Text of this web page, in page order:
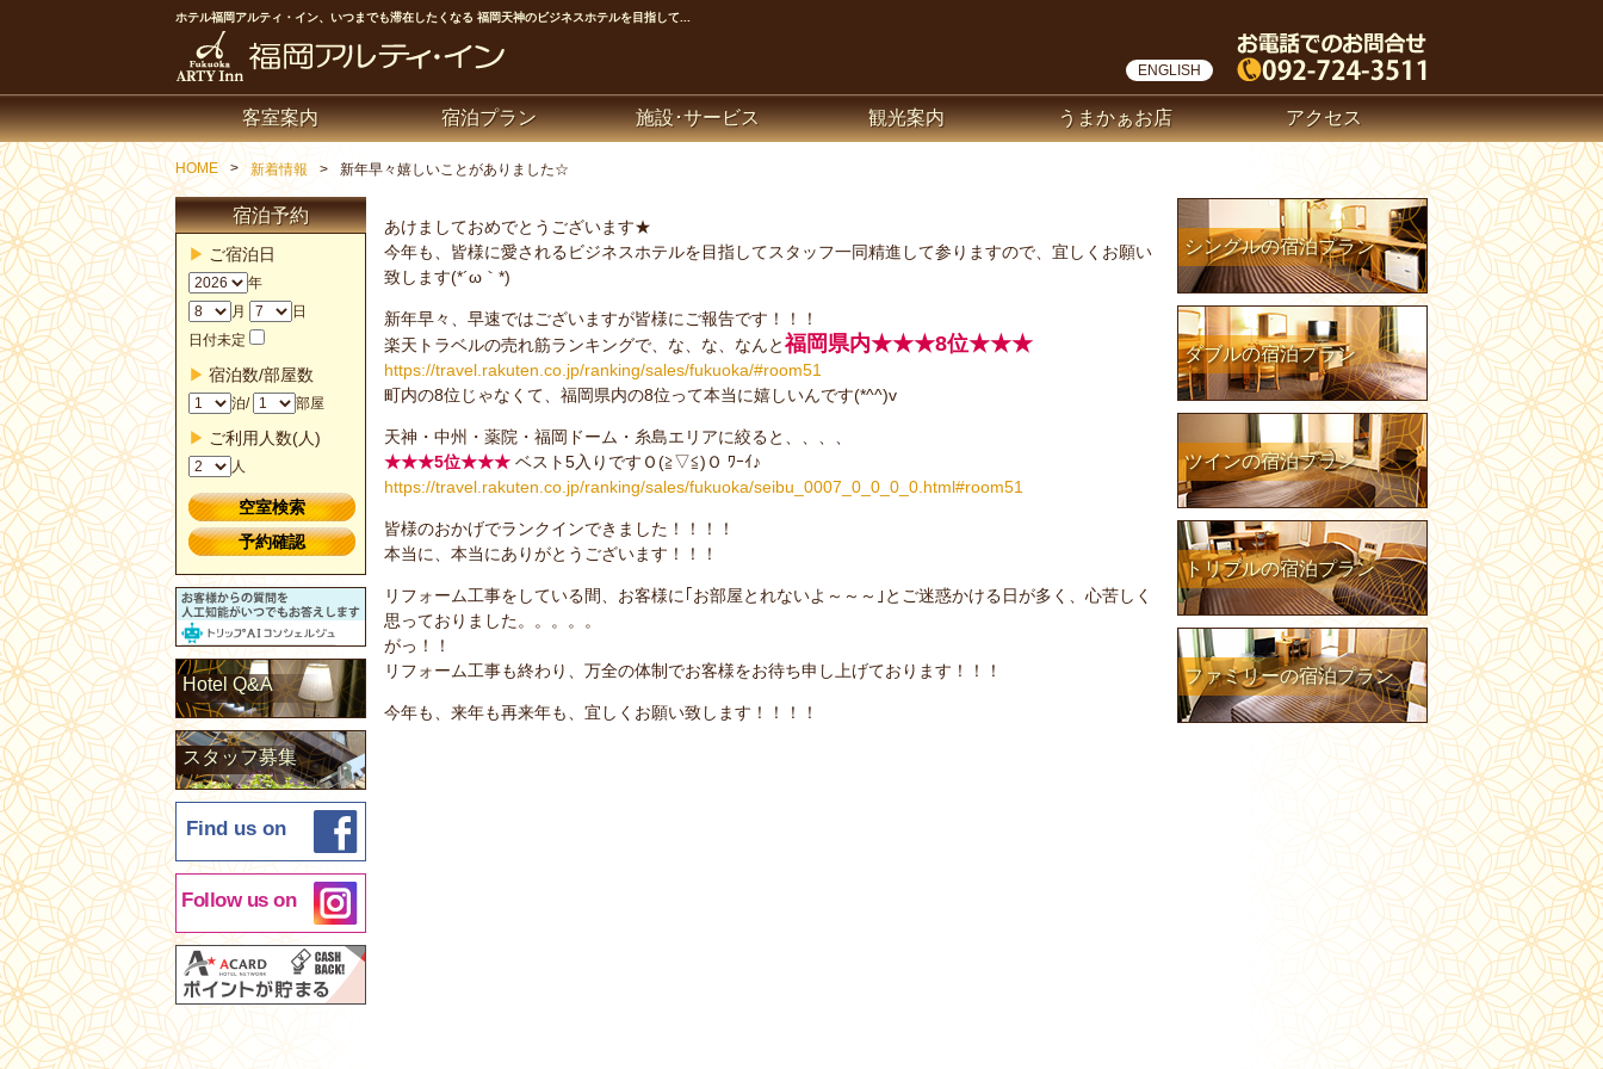
ホテル福岡アルティ・イン、いつまでも滞在したくなる 福岡天神のビジネスホテルを目指して...
ENGLISH
客室案内 宿泊プラン 施設･サービス 観光案内 うまかぁお店 アクセス
HOME 新着情報 新年早々嬉しいことがありました☆
宿泊予約
ご宿泊日
年
月
日
日付未定
宿泊数/部屋数
泊/ 部屋
ご利用人数(人)
人
予約確認
Hotel Q&A
スタッフ募集
Find us on
Follow us on
あけましておめでとうございます★
今年も、皆様に愛されるビジネスホテルを目指してスタッフ一同精進して参りますので、宜しくお願い
致します(*´ω｀*)
新年早々、早速ではございますが皆様にご報告です！！！
楽天トラベルの売れ筋ランキングで、な、な、なんと福岡県内★★★8位★★★
https://travel.rakuten.co.jp/ranking/sales/fukuoka/#room51
町内の8位じゃなくて、福岡県内の8位って本当に嬉しいんです(*^^)v
天神・中州・薬院・福岡ドーム・糸島エリアに絞ると、、、、
★★★5位★★★ ベスト5入りですＯ(≧▽≦)Ｏ ﾜｰｲ♪
https://travel.rakuten.co.jp/ranking/sales/fukuoka/seibu_0007_0_0_0_0.html#room51
皆様のおかげでランクインできました！！！！
本当に、本当にありがとうございます！！！
リフォーム工事をしている間、お客様に｢お部屋とれないよ～～～｣とご迷惑かける日が多く、心苦しく
思っておりました。。。。。
がっ！！
リフォーム工事も終わり、万全の体制でお客様をお待ち申し上げております！！！
今年も、来年も再来年も、宜しくお願い致します！！！！
シングルの宿泊プラン
ダブルの宿泊プラン
ツインの宿泊プラン
トリプルの宿泊プラン
ファミリーの宿泊プラン